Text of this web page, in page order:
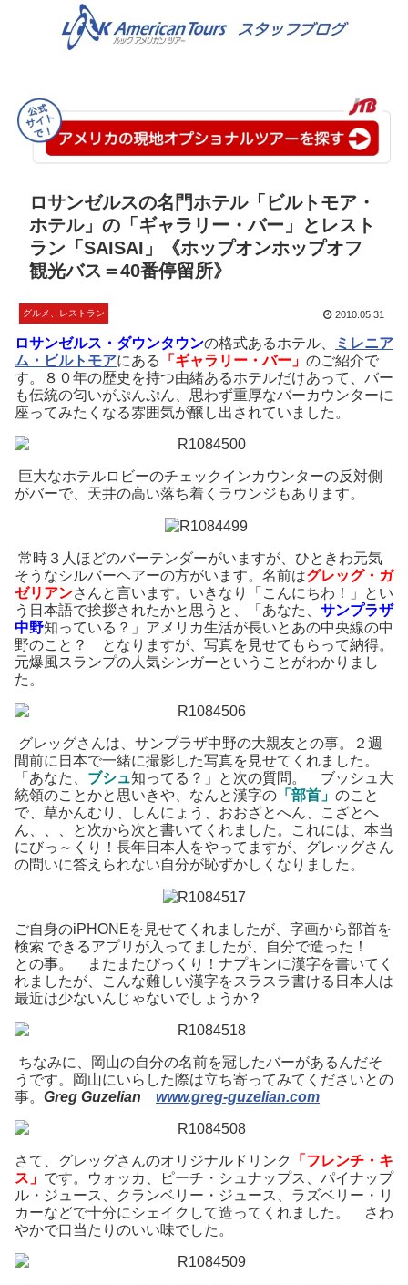
ロサンゼルスの名門ホテル「ビルトモア・
ホテル」の「ギャラリー・バー」とレスト
ラン「SAISAI」《ホップオンホップオフ
観光バス＝40番停留所》
グルメ、レストラン 2010.05.31
ロサンゼルス・ダウンタウンの格式あるホテル、
ミレニア
ム・ビルトモアにある 「ギャラリー・バー」 のご紹介で
す。８０年の歴史を持つ由緒あるホテルだけあって、バー
も伝統の匂いがぷんぷん、思わず重厚なバーカウンターに
座ってみたくなる雰囲気が醸し出されていました。
巨大なホテルロビーのチェックインカウンターの反対側
がバーで、天井の高い落ち着くラウンジもあります。
常時３人ほどのバーテンダーがいますが、ひときわ元気
そうなシルバーヘアーの方がいます。名前はグレッグ・ガ
ゼリアンさんと言います。いきなり「こんにちわ！」とい
う日本語で挨拶されたかと思うと、「あなた、 サンプラザ
中野知っている？」アメリカ生活が長いとあの中央線の中
野のこと？ となりますが、写真を見せてもらって納得。
元爆風スランプの人気シンガーということがわかりまし
た。
グレッグさんは、サンプラザ中野の大親友との事。２週
間前に日本で一緒に撮影した写真を見せてくれました。
「あなた、 ブシュ知ってる？」と次の質問。 ブッシュ大
統領のことかと思いきや、なんと漢字の 「部首」 のこと
で、草かんむり、しんにょう、おおざとへん、こざとへ
ん、、、と次から次と書いてくれました。これには、本当
にびっ～くり！長年日本人をやってますが、グレッグさん
の問いに答えられない自分が恥ずかしくなりました。
ご自身のiPHONEを見せてくれましたが、字画から部首を
検索 できるアプリが入ってましたが、自分で造った！
との事。 またまたびっくり！ナプキンに漢字を書いてく
れましたが、こんな難しい漢字をスラスラ書ける日本人は
最近は少ないんじゃないでしょうか？
ちなみに、岡山の自分の名前を冠したバーがあるんだそ
うです。岡山にいらした際は立ち寄ってみてくださいとの
事。 Greg Guzelian www.greg-guzelian.com
さて、グレッグさんのオリジナルドリンク
「フレンチ・キ
ス」 です。ウォッカ、ピーチ・シュナップス、パイナップ
ル・ジュース、クランベリー・ジュース、ラズベリー・リ
カーなどで十分にシェイクして造ってくれました。 さわ
やかで口当たりのいい味でした。